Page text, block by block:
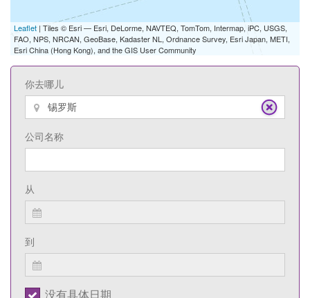
Leaflet | Tiles © Esri — Esri, DeLorme, NAVTEQ, TomTom, Intermap, iPC, USGS,
FAO, NPS, NRCAN, GeoBase, Kadaster NL, Ordnance Survey, Esri Japan, METI,
Esri China (Hong Kong), and the GIS User Community
你去哪儿
公司名称
从
到
没有具体日期